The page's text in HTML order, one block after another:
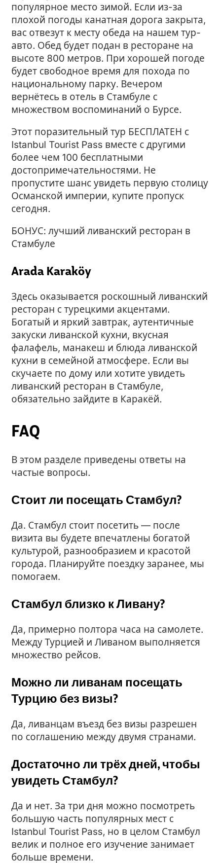
популярное место зимой. Если из-за
плохой погоды канатная дорога закрыта,
вас отвезут к месту обеда на нашем тур-
авто. Обед будет подан в ресторане на
высоте 800 метров. При хорошей погоде
будет свободное время для похода по
национальному парку. Вечером
вернётесь в отель в Стамбуле с
множеством воспоминаний о Бурсе.
Этот поразительный тур БЕСПЛАТЕН с
Istanbul Tourist Pass вместе с другими
более чем 100 бесплатными
достопримечательностями. Не
пропустите шанс увидеть первую столицу
Османской империи, купите пропуск
сегодня.
БОНУС: лучший ливанский ресторан в
Стамбуле
Arada Karaköy
Здесь оказывается роскошный ливанский
ресторан с турецкими акцентами.
Богатый и яркий завтрак, аутентичные
закуски ливанской кухни, вкусная
фалафель, манакеш и блюда ливанской
кухни в семейной атмосфере. Если вы
скучаете по дому или хотите увидеть
ливанский ресторан в Стамбуле,
обязательно зайдите в Каракёй.
FAQ
В этом разделе приведены ответы на
частые вопросы.
Стоит ли посещать Стамбул?
Да. Стамбул стоит посетить — после
визита вы будете впечатлены богатой
культурой, разнообразием и красотой
города. Планируйте поездку заранее, мы
помогаем.
Стамбул близко к Ливану?
Да, примерно полтора часа на самолете.
Между Турцией и Ливаном выполняется
множество рейсов.
Можно ли ливанам посещать
Турцию без визы?
Да, ливанцам въезд без визы разрешен
по соглашению между двумя странами.
Достаточно ли трёх дней, чтобы
увидеть Стамбул?
Да и нет. За три дня можно посмотреть
большую часть популярных мест с
Istanbul Tourist Pass, но в целом Стамбул
велик и полное его изучение занимает
больше времени.